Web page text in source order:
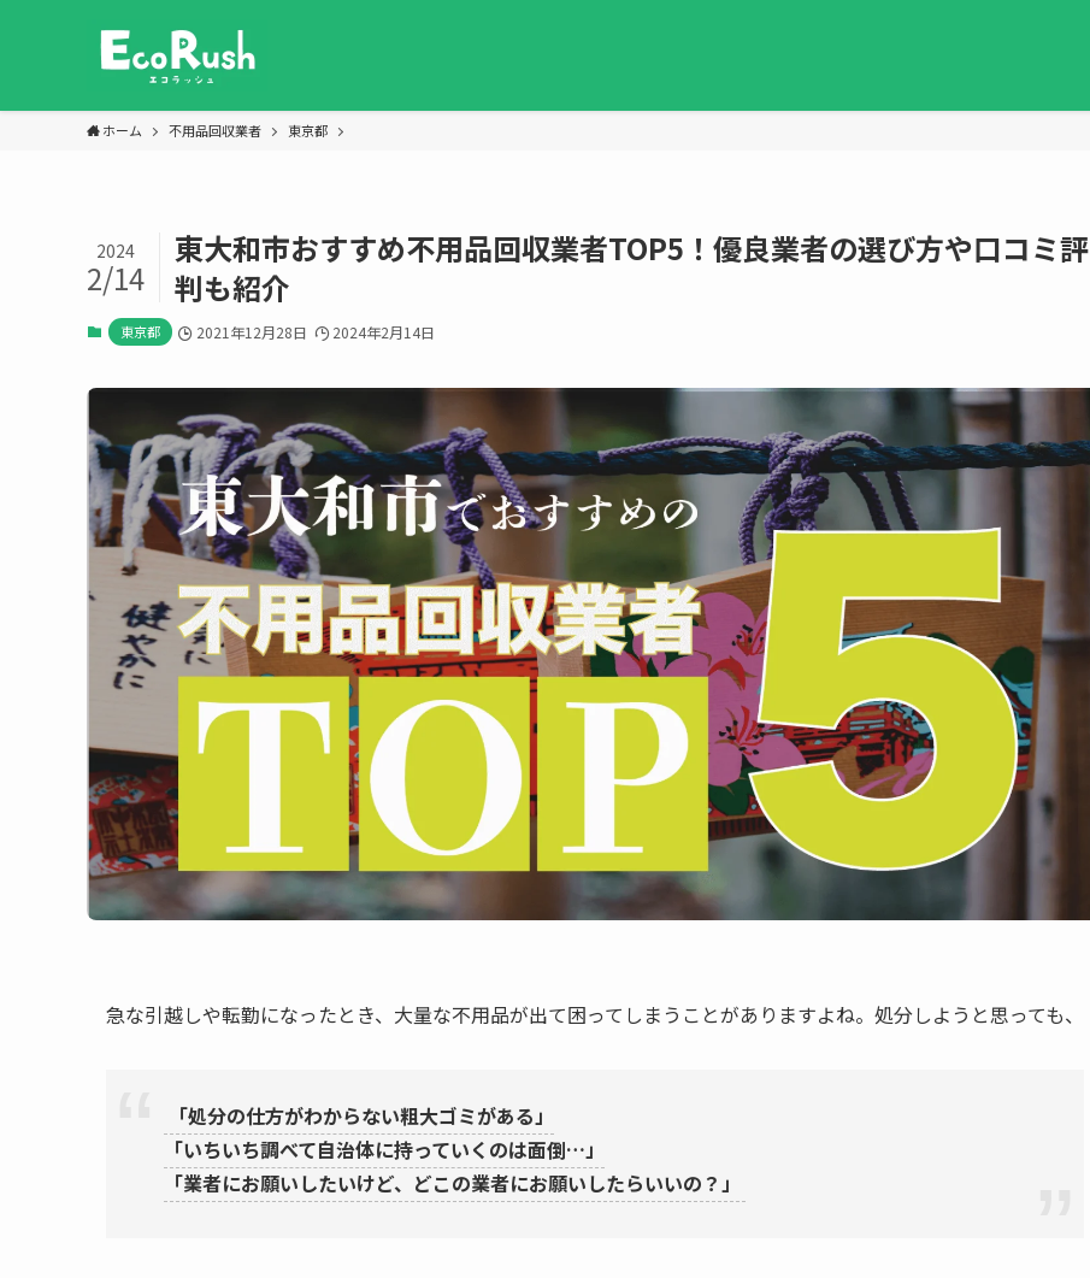
ホーム 不用品回収業者 東京都
東大和市おすすめ不用品回収業者TOP5！優良業者の選び方や口コミ評
判も紹介
2024
2/14
東京都 2021年12月28日 2024年2月14日
急な引越しや転勤になったとき、大量な不用品が出て困ってしまうことがありますよね。処分しようと思っても、
「処分の仕方がわからない粗大ゴミがある」
「いちいち調べて自治体に持っていくのは面倒…」
「業者にお願いしたいけど、どこの業者にお願いしたらいいの？」